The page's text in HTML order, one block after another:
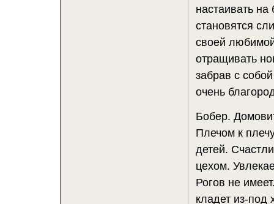
настаивать
становятся
своей
отращивать
забрав с
очень
Бобер.
Плечом к
детей.
цехом.
Рогов не
кладет из-под